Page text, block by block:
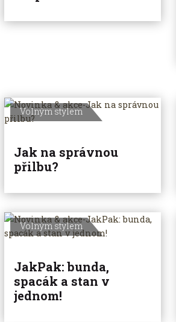
Volným stylem
Jak na správnou
přilbu?
Volným stylem
JakPak: bunda,
spacák a stan v
jednom!